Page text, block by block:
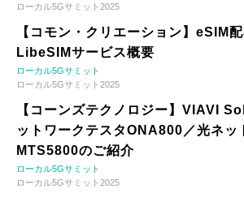
ローカル5Gサミット2025
【コモン・クリエーション】eSIM
LibeSIMサービス概要
ローカル5Gサミット
ローカル5Gサミット2025
【コーンズテクノロジー】VIAVI
ットワークテスタONA800／光ネッ
MTS5800のご紹介
ローカル5Gサミット
ローカル5Gサミット2025